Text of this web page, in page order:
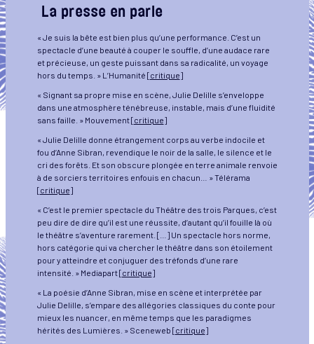
La presse en parle
« Je suis la bête est bien plus qu’une performance. C’est un
spectacle d’une beauté à couper le souffle, d’une audace rare
et précieuse, un geste puissant dans sa radicalité, un voyage
hors du temps. » L’Humanité [critique]
« Signant sa propre mise en scène, Julie Delille s’enveloppe
dans une atmosphère ténébreuse, instable, mais d’une fluidité
sans faille. » Mouvement [critique]
« Julie Delille donne étrangement corps au verbe indocile et
fou d’Anne Sibran, revendique le noir de la salle, le silence et le
cri des forêts. Et son obscure plongée en terre animale renvoie
à de sorciers territoires enfouis en chacun… » Télérama
[critique]
« C’est le premier spectacle du Théâtre des trois Parques, c’est
peu dire de dire qu’il est une réussite, d’autant qu’il fouille là où
le théâtre s’aventure rarement. […] Un spectacle hors norme,
hors catégorie qui va chercher le théâtre dans son étoilement
pour y atteindre et conjuguer des tréfonds d’une rare
intensité. » Mediapart [critique]
« La poésie d’Anne Sibran, mise en scène et interprétée par
Julie Delille, s’empare des allégories classiques du conte pour
mieux les nuancer, en même temps que les paradigmes
hérités des Lumières. » Sceneweb [critique]